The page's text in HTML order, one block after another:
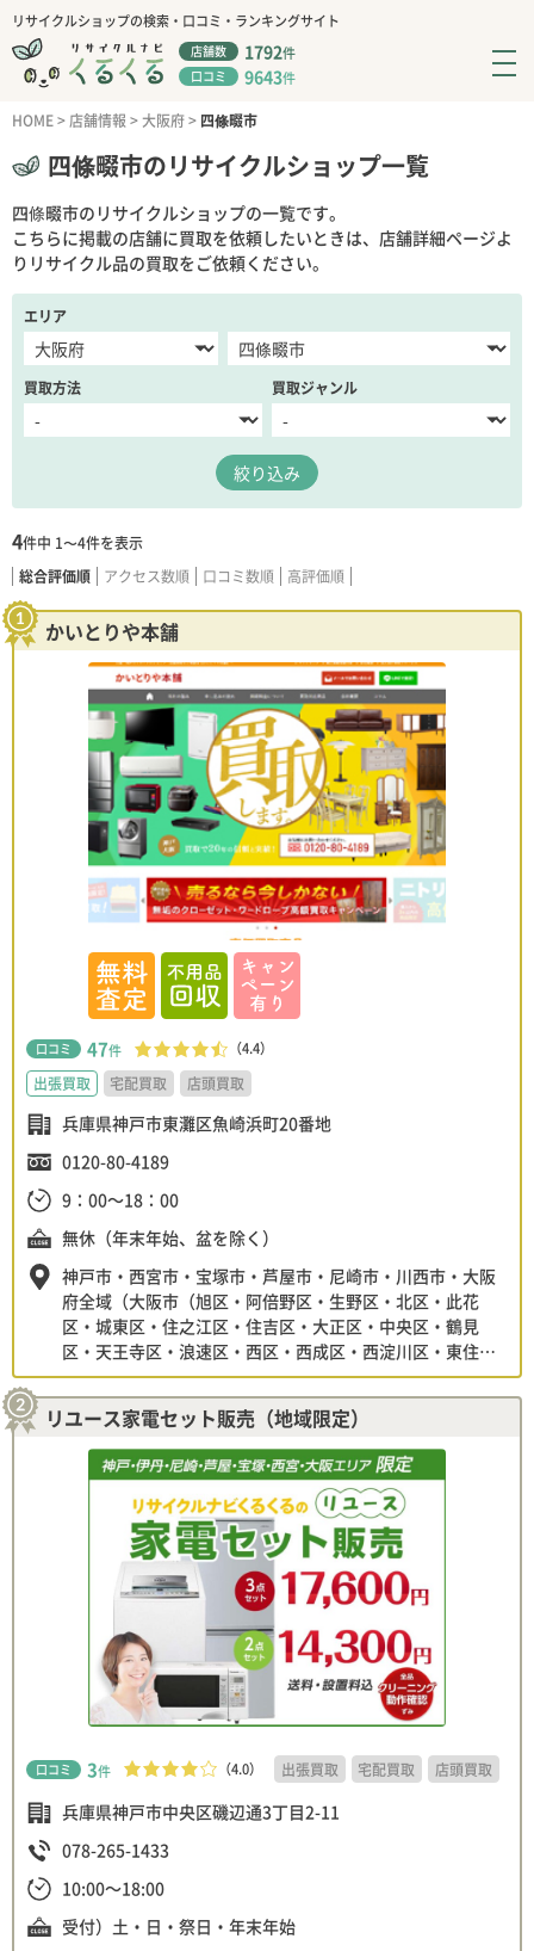
リサイクルショップの検索・口コミ・ランキングサイト
店舗数 1792件
口コミ 9643件
HOME>店舗情報 >大阪府> 四條畷市
四條畷市のリサイクルショップ一覧
四條畷市のリサイクルショップの一覧です。
こちらに掲載の店舗に買取を依頼したいときは、店舗詳細ページよ
りリサイクル品の買取をご依頼ください。
エリア
買取方法 買取ジャンル
絞り込み
4件中 1〜4件を表示
総合評価順
アクセス数順 口コミ数順 高評価順
かいとりや本舗
口コミ 47件 （4.4）
出張買取 宅配買取 店頭買取
兵庫県神戸市東灘区魚崎浜町20番地
0120-80-4189
9：00～18：00
無休（年末年始、盆を除く）
神戸市・西宮市・宝塚市・芦屋市・尼崎市・川西市・大阪
府全域（大阪市（旭区・阿倍野区・生野区・北区・此花
区・城東区・住之江区・住吉区・大正区・中央区・鶴見
区・天王寺区・浪速区・西区・西成区・西淀川区・東住吉
区・東成区・東淀川区・平野区・福島区・港区・都島区・
淀川区）・堺市（北区・堺区・中区・西区・東区・南区・
美原区）・池田市・茨木市・和泉市・泉大津市・大阪狭山
市・柏原市・交野市・門真市・四条畷市・島本町（三島
郡）・吹田市・摂津市・大東市・高槻市・高石市・豊中
市・富田林市・寝屋川市・羽曳野市・東大阪市・枚方市
リユース家電セット販売（地域限定）
口コミ 3件 （4.0） 出張買取 宅配買取 店頭買取
兵庫県神戸市中央区磯辺通3丁目2-11
078-265-1433
10:00～18:00
受付）土・日・祭日・年末年始